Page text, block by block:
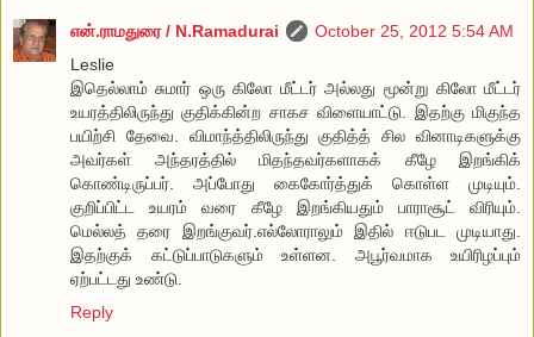
என்.ராமதுரை / N.Ramadurai
October 25, 2012 5:54 AM
Leslie
இதெல்லாம் சுமார் ஒரு கிலோ மீட்டர் அல்லது மூன்று கிலோ மீட்டர்
உயரத்திலிருந்து குதிக்கின்ற சாகச விளையாட்டு. இதற்கு மிகுந்த
பயிற்சி தேவை. விமாந்த்திலிருந்து குதித்த் சில வினாடிகளுக்கு
அவர்கள் அந்தரத்தில் மிதந்தவர்களாகக் கீழே இறங்கிக்
கொண்டிருப்பர். அப்போது கைகோர்த்துக் கொள்ள முடியும்.
குறிப்பிட்ட உயரம் வரை கீழே இறங்கியதும் பாராசூட் விரியும்.
மெல்லத் தரை இறங்குவர்.எல்லோராலும் இதில் ஈடுபட முடியாது.
இதற்குக் கட்டுப்பாடுகளும் உள்ளன. அபூர்வமாக உயிரிழப்பும்
ஏற்பட்டது உண்டு.
Reply